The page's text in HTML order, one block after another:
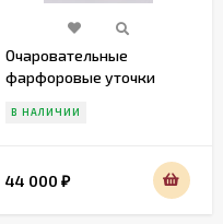
Очаровательные
фарфоровые уточки
В НАЛИЧИИ
44 000 ₽